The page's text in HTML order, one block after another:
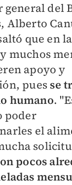
del
Alberto
que en
muchos
apoyo y
pues se
humano.
poder
el
pocos